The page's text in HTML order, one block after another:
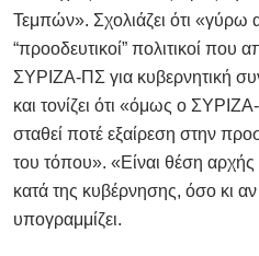
Τεμπών». Σχολιάζει ότι «γύρω
“προοδευτικοί” πολιτικοί που
ΣΥΡΙΖΑ-ΠΣ για κυβερνητική
και τονίζει ότι «όμως ο
σταθεί ποτέ εξαίρεση στην
του τόπου». «Είναι θέση αρχής
κατά της κυβέρνησης, όσο κι
υπογραμμίζει.